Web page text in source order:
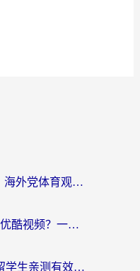
在香港怎么看cba直播的？海外党体育观赛终极指南：告别版权限制，畅享中文解说
海外党别愁！国外怎么看优酷视频？一招解决追剧、看直播难题
海外可以看b站吗手机？留学生亲测有效的回国加速指南